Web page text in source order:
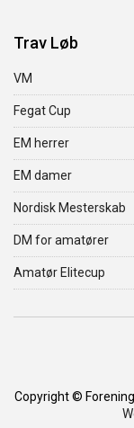
Trav Løb
VM
Fegat Cup
EM herrer
EM damer
Nordisk Mesterskab
DM for amatører
Amatør Elitecup
Copyright ©